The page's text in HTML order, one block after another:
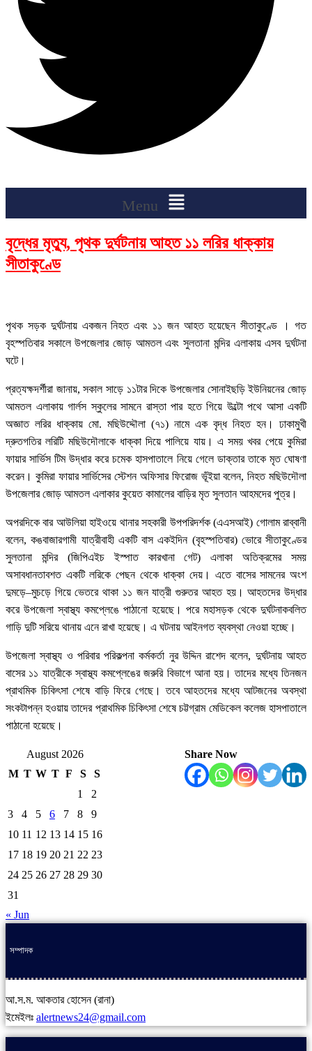
Menu
বৃদ্ধের মৃত্যু, পৃথক দুর্ঘটনায় আহত ১১ লরির ধাক্কায়
সীতাকুণ্ডে
পৃথক সড়ক দুর্ঘটনায় একজন নিহত এবং ১১ জন আহত হয়েছেন সীতাকুণ্ডে । গত
বৃহস্পতিবার সকালে উপজেলার জোড় আমতল এবং সুলতানা মন্দির এলাকায় এসব দুর্ঘটনা
ঘটে।
প্রত্যক্ষদর্শীরা জানায়, সকাল সাড়ে ১১টার দিকে উপজেলার সোনাইছড়ি ইউনিয়নের জোড়
আমতল এলাকায় গার্লস স্কুলের সামনে রাস্তা পার হতে গিয়ে উল্টো পথে আসা একটি
অজ্ঞাত লরির ধাক্কায় মো. মছিউদ্দৌলা (৭১) নামে এক বৃদ্ধ নিহত হন। ঢাকামুখী
দ্রুতগতির লরিটি মছিউদৌলাকে ধাক্কা দিয়ে পালিয়ে যায়। এ সময় খবর পেয়ে কুমিরা
ফায়ার সার্ভিস টিম উদ্ধার করে চমেক হাসপাতালে নিয়ে গেলে ডাক্তার তাকে মৃত ঘোষণা
করেন। কুমিরা ফায়ার সার্ভিসের স্টেশন অফিসার ফিরোজ ভূঁইয়া বলেন, নিহত মছিউদৌলা
উপজেলার জোড় আমতল এলাকার কুয়েত কামালের বাড়ির মৃত সুলতান আহমদের পুত্র।
অপরদিকে বার আউলিয়া হাইওয়ে থানার সহকারী উপপরিদর্শক (এএসআই) গোলাম রাব্বানী
বলেন, কঙবাজারগামী যাত্রীবাহী একটি বাস একইদিন (বৃহস্পতিবার) ভোরে সীতাকুণ্ডের
সুলতানা মন্দির (জিপিএইচ ইস্পাত কারখানা গেট) এলাকা অতিক্রমের সময়
অসাবধানতাবশত একটি লরিকে পেছন থেকে ধাক্কা দেয়। এতে বাসের সামনের অংশ
দুমড়ে–মুচড়ে গিয়ে ভেতরে থাকা ১১ জন যাত্রী গুরুতর আহত হয়। আহতদের উদ্ধার
করে উপজেলা স্বাস্থ্য কমপ্লেঙে পাঠানো হয়েছে। পরে মহাসড়ক থেকে দুর্ঘটনাকবলিত
গাড়ি দুটি সরিয়ে থানায় এনে রাখা হয়েছে। এ ঘটনায় আইনগত ব্যবস্থা নেওয়া হচ্ছে।
উপজেলা স্বাস্থ্য ও পরিবার পরিকল্পনা কর্মকর্তা নুর উদ্দিন রাশেদ বলেন, দুর্ঘটনায় আহত
বাসের ১১ যাত্রীকে স্বাস্থ্য কমপ্লেঙের জরুরি বিভাগে আনা হয়। তাদের মধ্যে তিনজন
প্রাথমিক চিকিৎসা শেষে বাড়ি ফিরে গেছে। তবে আহতদের মধ্যে আটজনের অবস্থা
সংকটাপন্ন হওয়ায় তাদের প্রাথমিক চিকিৎসা শেষে চট্টগ্রাম মেডিকেল কলেজ হাসপাতালে
পাঠানো হয়েছে।
Share Now
August 2026
M T W T F S
S
1
2
3
4 5 6 7 8
9
10 11 12 13 14 15 16
17 18 19 20 21 22 23
24 25 26 27 28 29 30
31
« Jun
সম্পাদক
আ.স.ম. আকতার হোসেন (রানা)
ইমেইলঃ alertnews24@gmail.com